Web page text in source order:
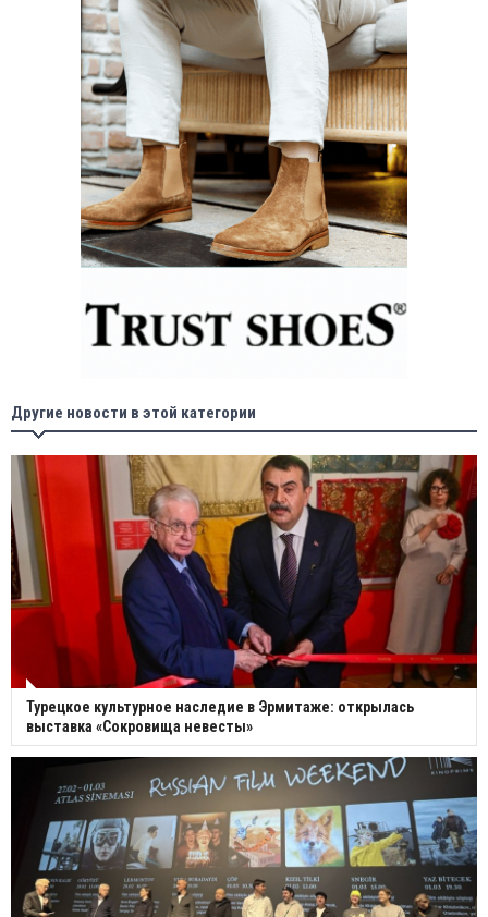
Другие новости в этой категории
Турецкое культурное наследие в Эрмитаже: открылась
выставка «Сокровища невесты»